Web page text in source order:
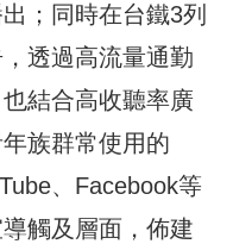
；同時在台鐵3列
透過高流量通勤
結合高收聽率廣
族群常使用的
、Facebook等
觸及層面，佈建